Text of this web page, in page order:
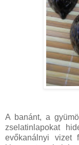
A banánt, a
zselatinlapokat
evőkanálnyi vizet